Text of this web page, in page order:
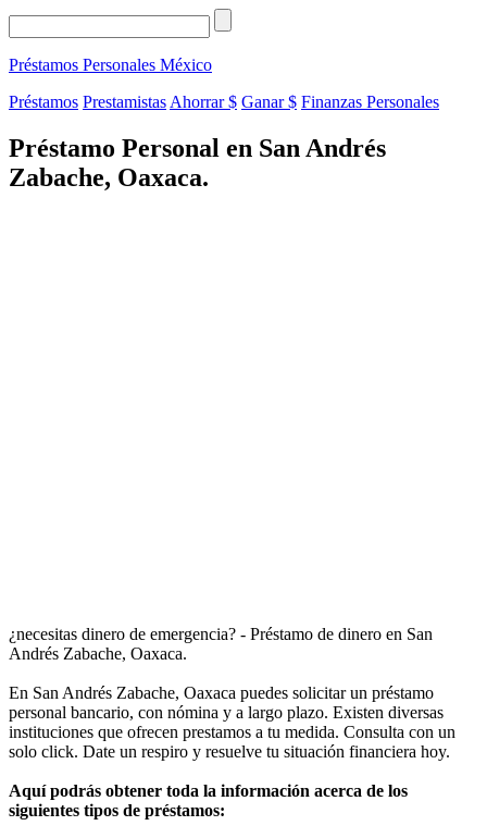
Préstamos Personales México
Préstamos Prestamistas Ahorrar $ Ganar $ Finanzas Personales
Préstamo Personal en San Andrés
Zabache, Oaxaca.
¿necesitas dinero de emergencia? - Préstamo de dinero en San
Andrés Zabache, Oaxaca.
En San Andrés Zabache, Oaxaca puedes solicitar un préstamo
personal bancario, con nómina y a largo plazo. Existen diversas
instituciones que ofrecen prestamos a tu medida. Consulta con un
solo click. Date un respiro y resuelve tu situación financiera hoy.
Aquí podrás obtener toda la información acerca de los
siguientes tipos de préstamos: